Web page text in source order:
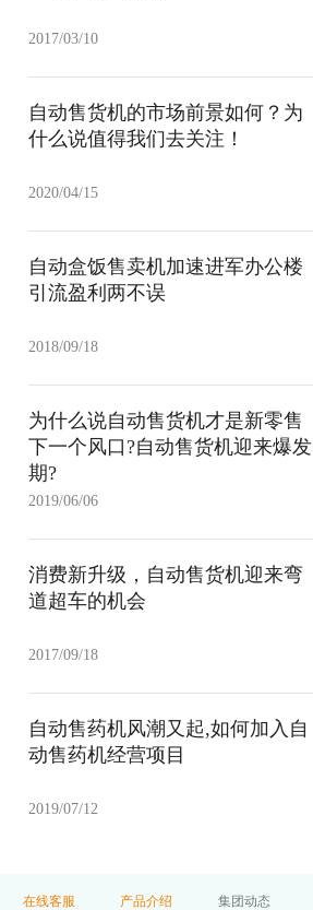
2017/03/10
自动售货机的市场前景如何？为
什么说值得我们去关注！
2020/04/15
自动盒饭售卖机加速进军办公楼
引流盈利两不误
2018/09/18
为什么说自动售货机才是新零售
下一个风口?自动售货机迎来爆发
期?
2019/06/06
消费新升级，自动售货机迎来弯
道超车的机会
2017/09/18
自动售药机风潮又起,如何加入自
动售药机经营项目
2019/07/12
在线客服 产品介绍 集团动态